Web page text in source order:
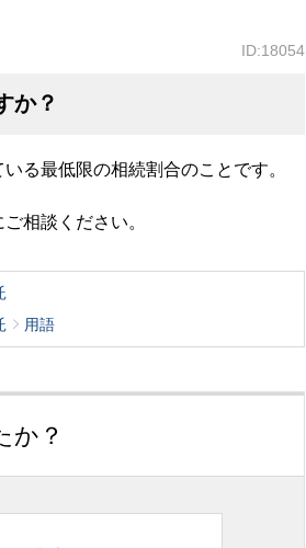
ID:18054
か？
る最低限の相続割合のことです。
相談ください。
用語
か？